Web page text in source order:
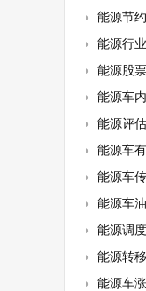
能源节
能源行
能源股
能源车
能源评
能源车
能源车
能源车
能源调
能源转
能源车